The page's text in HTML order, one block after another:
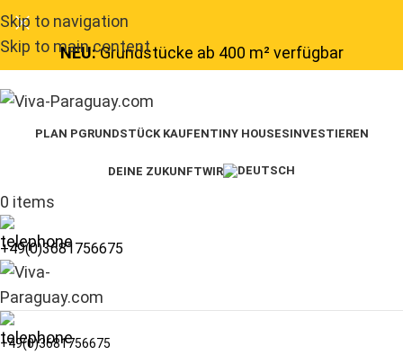
Skip to navigation
Skip to main content
NEU:Grundstücke ab 400 m² verfügbar
PLAN PGRUNDSTÜCK KAUFENTINY HOUSESINVESTIEREN
DEINE ZUKUNFTWIR
0 items
+49(0)3681756675
+49(0)3681756675